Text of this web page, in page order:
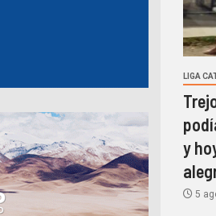
LIGA
y
5